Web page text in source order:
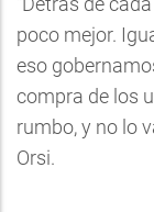
poco mejor.
eso
compra de los
rumbo, y no lo
Orsi.